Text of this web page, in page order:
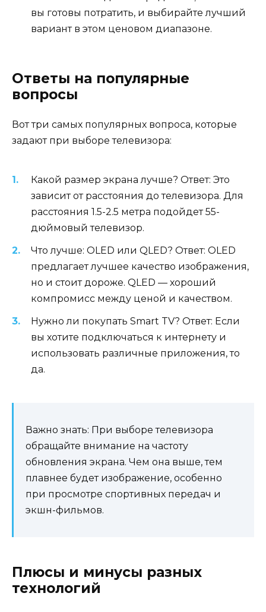
вы готовы потратить, и выбирайте лучший
вариант в этом ценовом диапазоне.
Ответы на популярные
вопросы
Вот три самых популярных вопроса, которые
задают при выборе телевизора:
Какой размер экрана лучше? Ответ: Это
зависит от расстояния до телевизора. Для
расстояния 1.5-2.5 метра подойдет 55-
дюймовый телевизор.
Что лучше: OLED или QLED? Ответ: OLED
предлагает лучшее качество изображения,
но и стоит дороже. QLED — хороший
компромисс между ценой и качеством.
Нужно ли покупать Smart TV? Ответ: Если
вы хотите подключаться к интернету и
использовать различные приложения, то
да.
Важно знать: При выборе телевизора
обращайте внимание на частоту
обновления экрана. Чем она выше, тем
плавнее будет изображение, особенно
при просмотре спортивных передач и
экшн-фильмов.
Плюсы и минусы разных
технологий